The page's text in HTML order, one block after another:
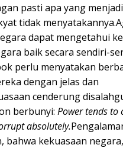
pasti apa yang
tidak
dapat mengetahui
baik secara sendiri-
perlu menyatakan
dengan jelas dan
cenderung
berbunyi: Power tends to
absolutely.
bahwa kekuasaan